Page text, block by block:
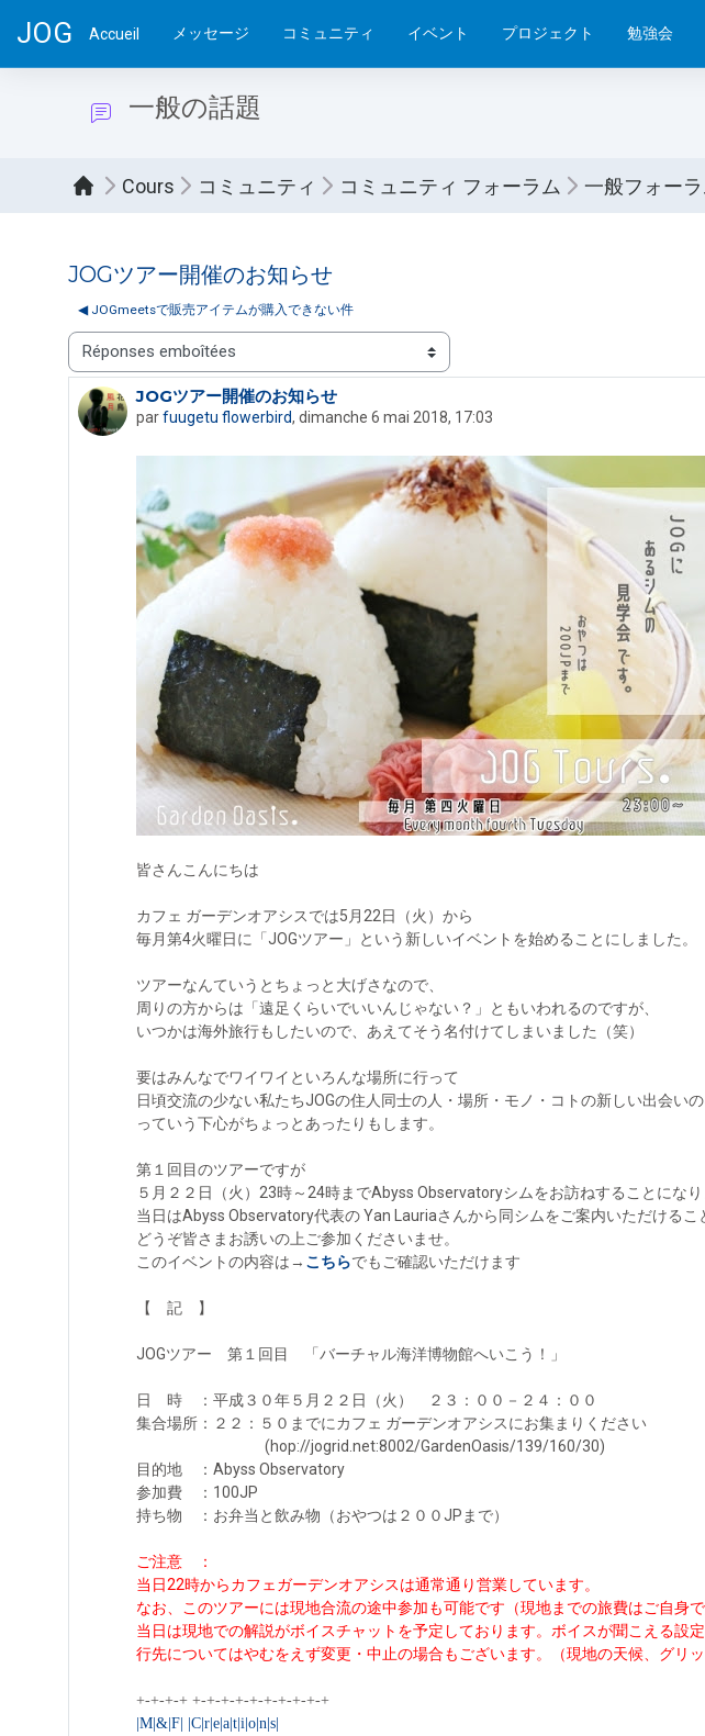
JOG Accueil メッセージ コミュニティ イベント プロジェクト 勉強会
一般の話題
Cours コミュニティ コミュニティ フォーラム 一般フォーラ
JOGツアー開催のお知らせ
◀︎ JOGmeetsで販売アイテムが購入できない件
Type d’affichage
JOGツアー開催のお知らせ
parfuugetu flowerbird, dimanche 6 mai 2018, 17:03
Nombre de réponses : 2
皆さんこんにちは
カフェ ガーデンオアシスでは5月22日（火）から
毎月第4火曜日に「JOGツアー」という新しいイベントを始めることにしました。
ツアーなんていうとちょっと大げさなので、
周りの方からは「遠足くらいでいいんじゃない？」ともいわれるのですが、
いつかは海外旅行もしたいので、あえてそう名付けてしまいました（笑）
要はみんなでワイワイといろんな場所に行って
日頃交流の少ない私たちJOGの住人同士の人・場所・モノ・コトの新しい出会い
っていう下心がちょっとあったりもします。
第１回目のツアーですが
５月２２日（火）23時～24時までAbyss Observatoryシムをお訪ねすることになり
当日はAbyss Observatory代表の Yan Lauriaさんから同シムをご案内いただけるこ
どうぞ皆さまお誘いの上ご参加くださいませ。
このイベントの内容は→ こちらでもご確認いただけます
【 記 】
JOGツアー 第１回目 「バーチャル海洋博物館へいこう！」
日 時 ：平成３０年５月２２日（火） ２３：００－２４：００
集合場所：２２：５０までにカフェ ガーデンオアシスにお集まりください
(hop://jogrid.net:8002/GardenOasis/139/160/30)
目的地 ：Abyss Observatory
参加費 ：100JP
持ち物 ：お弁当と飲み物（おやつは２００JPまで）
ご注意 ：
当日22時からカフェガーデンオアシスは通常通り営業しています。
なお、このツアーには現地合流の途中参加も可能です（現地までの旅費はご自身で
当日は現地での解説がボイスチャットを予定しております。ボイスが聞こえる設定
行先についてはやむをえず変更・中止の場合もございます。（現地の天候、グリ
+-+-+-+ +-+-+-+-+-+-+-+-+-+
|M|&|F| |C|r|e|a|t|i|o|n|s|